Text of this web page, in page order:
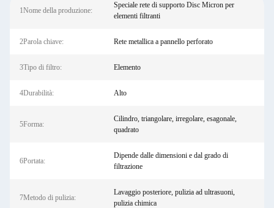
1Nome della produzione:
Speciale rete di supporto Disc Micron per
elementi filtranti
2Parola chiave: Rete metallica a pannello perforato
3Tipo di filtro: Elemento
4Durabilità: Alto
5Forma:
Cilindro, triangolare, irregolare, esagonale,
quadrato
6Portata:
Dipende dalle dimensioni e dal grado di
filtrazione
7Metodo di pulizia:
Lavaggio posteriore, pulizia ad ultrasuoni,
pulizia chimica